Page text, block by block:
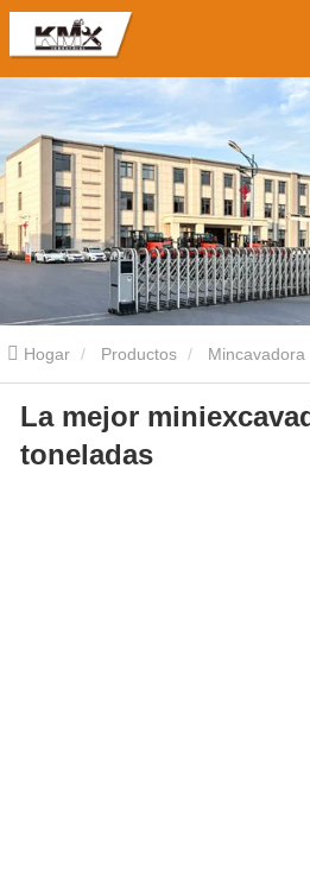
Hogar Productos Mincavadora
toneladas La mejor miniexcavadora
La mejor
toneladas